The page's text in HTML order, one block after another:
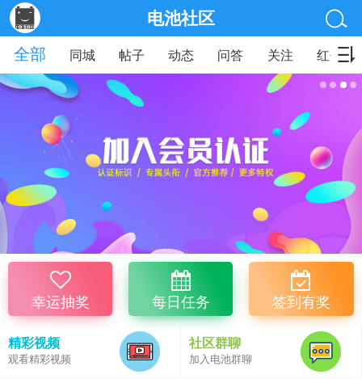
电池社区
全部
同城 帖子 动态 问答 关注 红包
幸运抽奖 每日任务 签到有奖
精彩视频
观看精彩视频
社区群聊
加入电池群聊